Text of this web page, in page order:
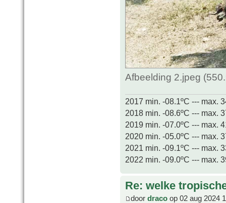
Afbeelding 2.jpeg
2017 min. -08.1ºC --- max.
2018 min. -08.6ºC --- max.
2019 min. -07.0ºC --- max.
2020 min. -05.0ºC --- max.
2021 min. -09.1ºC --- max.
2022 min. -09.0ºC --- max.
Re: welke
door draco op 02 aug 2024